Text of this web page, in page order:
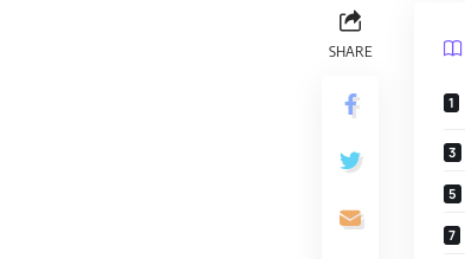
SHARE